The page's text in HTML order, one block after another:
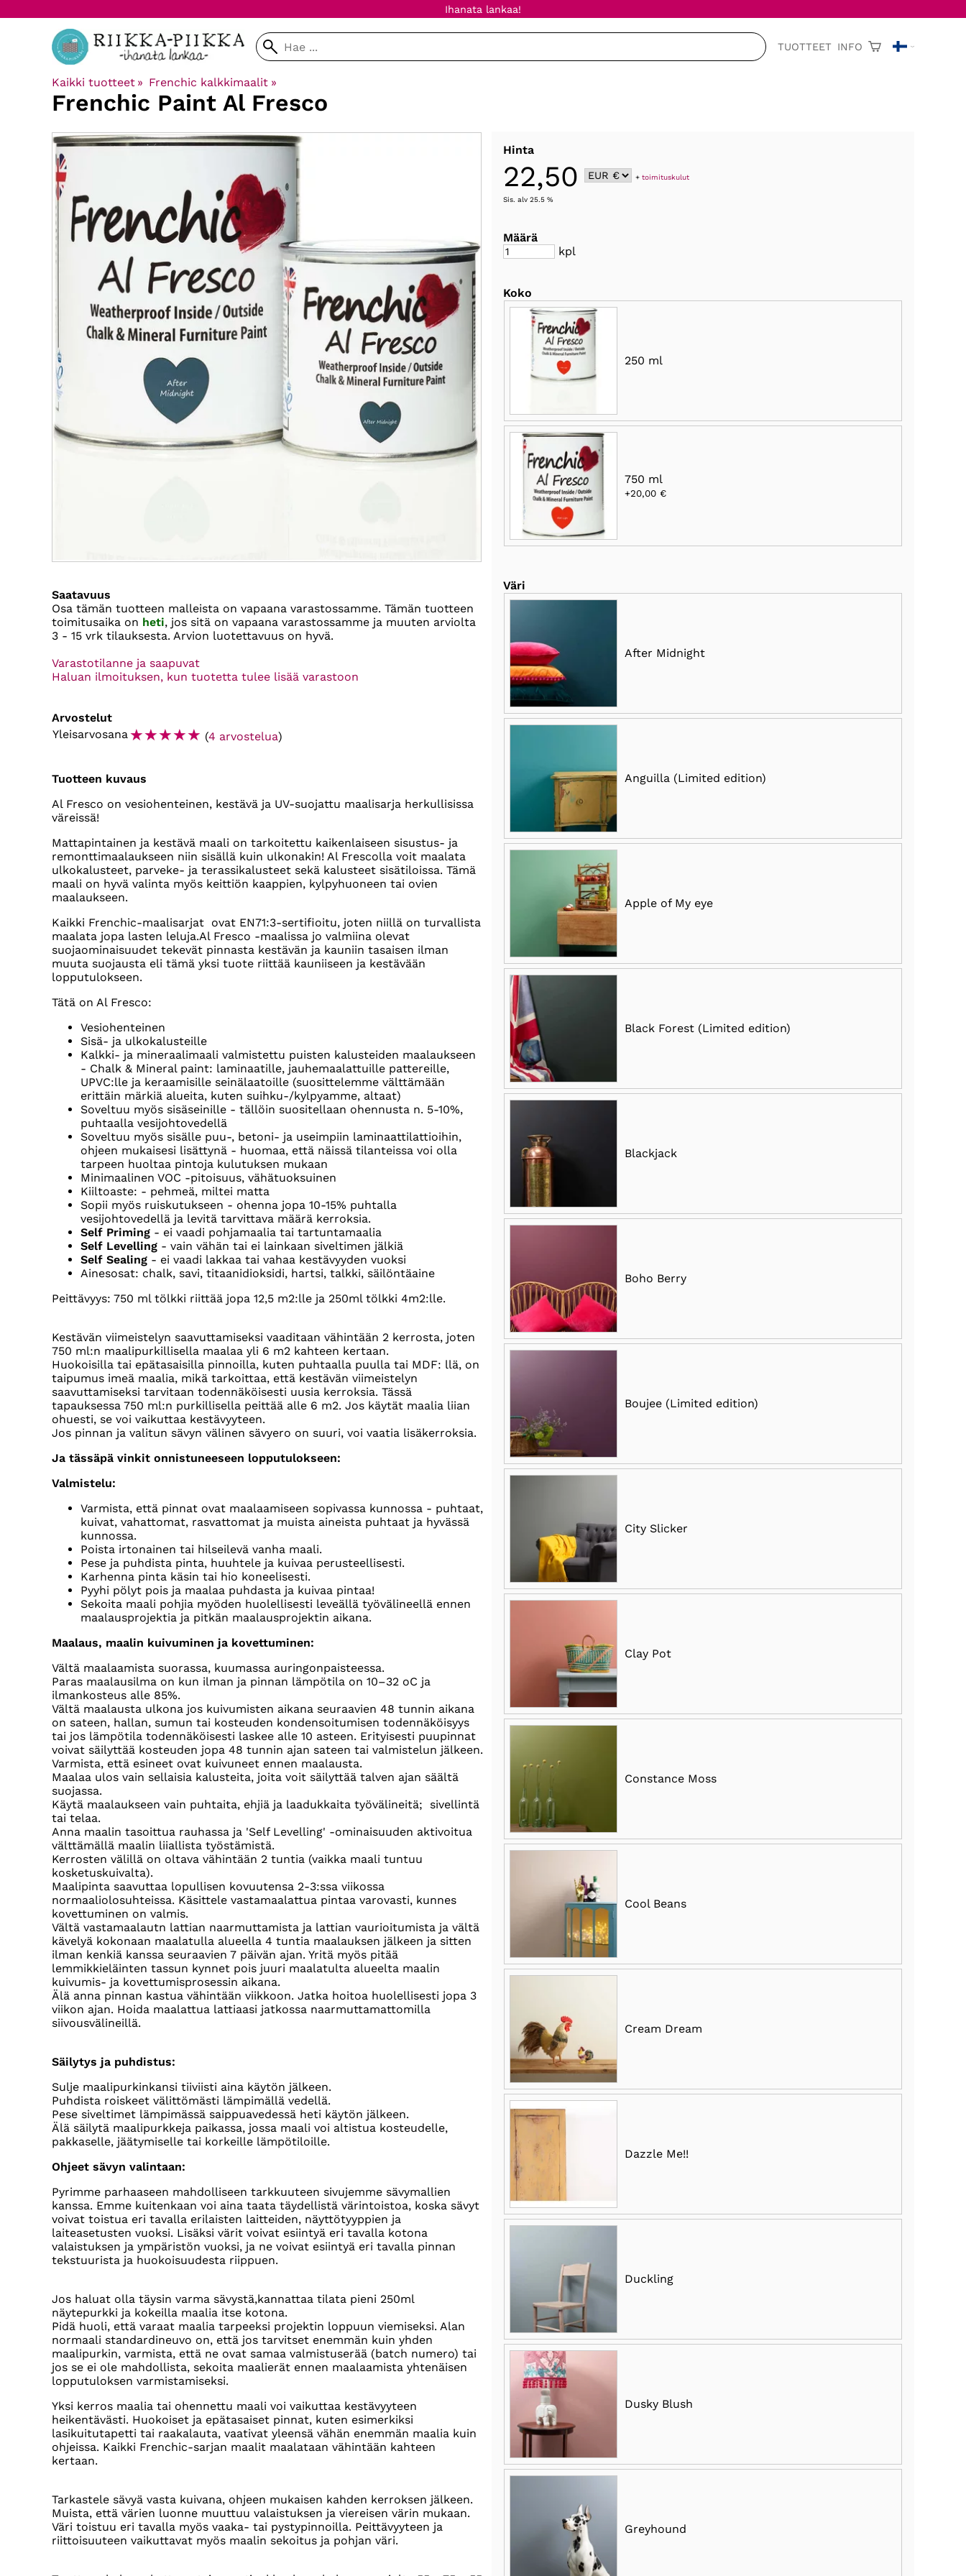
Ihanata lankaa!
TUOTTEET INFO
Kaikki tuotteet ‪» Frenchic kalkkimaalit ‪»
Frenchic Paint Al Fresco
Hinta
22,50 +toimituskulut
Sis. alv 25.5 %
Määrä
kpl
Koko
250 ml
750 ml
+20,00 €
Väri
After Midnight
Anguilla (Limited edition)
Apple of My eye
Black Forest (Limited edition)
Blackjack
Boho Berry
Boujee (Limited edition)
City Slicker
Clay Pot
Constance Moss
Cool Beans
Cream Dream
Dazzle Me!!
Duckling
Dusky Blush
Greyhound
Saatavuus
Osa tämän tuotteen malleista on vapaana varastossamme. Tämän tuotteen
toimitusaika on heti, jos sitä on vapaana varastossamme ja muuten arviolta
3 - 15 vrk tilauksesta. Arvion luotettavuus on hyvä.
Varastotilanne ja saapuvat
Haluan ilmoituksen, kun tuotetta tulee lisää varastoon
Arvostelut
Yleisarvosana☆☆☆☆☆ (4 arvostelua)
Tuotteen kuvaus
Al Fresco on vesiohenteinen, kestävä ja UV-suojattu maalisarja herkullisissa
väreissä!
Mattapintainen ja kestävä maali on tarkoitettu kaikenlaiseen sisustus- ja
remonttimaalaukseen niin sisällä kuin ulkonakin! Al Frescolla voit maalata
ulkokalusteet, parveke- ja terassikalusteet sekä kalusteet sisätiloissa. Tämä
maali on hyvä valinta myös keittiön kaappien, kylpyhuoneen tai ovien
maalaukseen.
Kaikki Frenchic-maalisarjat ovat EN71:3-sertifioitu, joten niillä on turvallista
maalata jopa lasten leluja.Al Fresco -maalissa jo valmiina olevat
suojaominaisuudet tekevät pinnasta kestävän ja kauniin tasaisen ilman
muuta suojausta eli tämä yksi tuote riittää kauniiseen ja kestävään
lopputulokseen.
Tätä on Al Fresco:
Vesiohenteinen
Sisä- ja ulkokalusteille
Kalkki- ja mineraalimaali valmistettu puisten kalusteiden maalaukseen
- Chalk & Mineral paint: laminaatille, jauhemaalattuille pattereille,
UPVC:lle ja keraamisille seinälaatoille (suosittelemme välttämään
erittäin märkiä alueita, kuten suihku-/kylpyamme, altaat)
Soveltuu myös sisäseinille - tällöin suositellaan ohennusta n. 5-10%,
puhtaalla vesijohtovedellä
Soveltuu myös sisälle puu-, betoni- ja useimpiin laminaattilattioihin,
ohjeen mukaisesi lisättynä - huomaa, että näissä tilanteissa voi olla
tarpeen huoltaa pintoja kulutuksen mukaan
Minimaalinen VOC -pitoisuus, vähätuoksuinen
Kiiltoaste: - pehmeä, miltei matta
Sopii myös ruiskutukseen - ohenna jopa 10-15% puhtalla
vesijohtovedellä ja levitä tarvittava määrä kerroksia.
Self Priming - ei vaadi pohjamaalia tai tartuntamaalia
Self Levelling - vain vähän tai ei lainkaan siveltimen jälkiä
Self Sealing - ei vaadi lakkaa tai vahaa kestävyyden vuoksi
Ainesosat: chalk, savi, titaanidioksidi, hartsi, talkki, säilöntäaine
Peittävyys: 750 ml tölkki riittää jopa 12,5 m2:lle ja 250ml tölkki 4m2:lle.
Kestävän viimeistelyn saavuttamiseksi vaaditaan vähintään 2 kerrosta, joten
750 ml:n maalipurkillisella maalaa yli 6 m2 kahteen kertaan.
Huokoisilla tai epätasaisilla pinnoilla, kuten puhtaalla puulla tai MDF: llä, on
taipumus imeä maalia, mikä tarkoittaa, että kestävän viimeistelyn
saavuttamiseksi tarvitaan todennäköisesti uusia kerroksia. Tässä
tapauksessa 750 ml:n purkillisella peittää alle 6 m2. Jos käytät maalia liian
ohuesti, se voi vaikuttaa kestävyyteen.
Jos pinnan ja valitun sävyn välinen sävyero on suuri, voi vaatia lisäkerroksia.
Ja tässäpä vinkit onnistuneeseen lopputulokseen:
Valmistelu:
Varmista, että pinnat ovat maalaamiseen sopivassa kunnossa - puhtaat,
kuivat, vahattomat, rasvattomat ja muista aineista puhtaat ja hyvässä
kunnossa.
Poista irtonainen tai hilseilevä vanha maali.
Pese ja puhdista pinta, huuhtele ja kuivaa perusteellisesti.
Karhenna pinta käsin tai hio koneelisesti.
Pyyhi pölyt pois ja maalaa puhdasta ja kuivaa pintaa!
Sekoita maali pohjia myöden huolellisesti leveällä työvälineellä ennen
maalausprojektia ja pitkän maalausprojektin aikana.
Maalaus, maalin kuivuminen ja kovettuminen:
Vältä maalaamista suorassa, kuumassa auringonpaisteessa.
Paras maalausilma on kun ilman ja pinnan lämpötila on 10–32 oC ja
ilmankosteus alle 85%.
Vältä maalausta ulkona jos kuivumisten aikana seuraavien 48 tunnin aikana
on sateen, hallan, sumun tai kosteuden kondensoitumisen todennäköisyys
tai jos lämpötila todennäköisesti laskee alle 10 asteen. Erityisesti puupinnat
voivat säilyttää kosteuden jopa 48 tunnin ajan sateen tai valmistelun jälkeen.
Varmista, että esineet ovat kuivuneet ennen maalausta.
Maalaa ulos vain sellaisia kalusteita, joita voit säilyttää talven ajan säältä
suojassa.
Käytä maalaukseen vain puhtaita, ehjiä ja laadukkaita työvälineitä; sivellintä
tai telaa.
Anna maalin tasoittua rauhassa ja 'Self Levelling' -ominaisuuden aktivoitua
välttämällä maalin liiallista työstämistä.
Kerrosten välillä on oltava vähintään 2 tuntia (vaikka maali tuntuu
kosketuskuivalta).
Maalipinta saavuttaa lopullisen kovuutensa 2-3:ssa viikossa
normaaliolosuhteissa. Käsittele vastamaalattua pintaa varovasti, kunnes
kovettuminen on valmis.
Vältä vastamaalautn lattian naarmuttamista ja lattian vaurioitumista ja vältä
kävelyä kokonaan maalatulla alueella 4 tuntia maalauksen jälkeen ja sitten
ilman kenkiä kanssa seuraavien 7 päivän ajan. Yritä myös pitää
lemmikkieläinten tassun kynnet pois juuri maalatulta alueelta maalin
kuivumis- ja kovettumisprosessin aikana.
Älä anna pinnan kastua vähintään viikkoon. Jatka hoitoa huolellisesti jopa 3
viikon ajan. Hoida maalattua lattiaasi jatkossa naarmuttamattomilla
siivousvälineillä.
Säilytys ja puhdistus:
Sulje maalipurkinkansi tiiviisti aina käytön jälkeen.
Puhdista roiskeet välittömästi lämpimällä vedellä.
Pese siveltimet lämpimässä saippuavedessä heti käytön jälkeen.
Älä säilytä maalipurkkeja paikassa, jossa maali voi altistua kosteudelle,
pakkaselle, jäätymiselle tai korkeille lämpötiloille.
Ohjeet sävyn valintaan:
Pyrimme parhaaseen mahdolliseen tarkkuuteen sivujemme sävymallien
kanssa. Emme kuitenkaan voi aina taata täydellistä värintoistoa, koska sävyt
voivat toistua eri tavalla erilaisten laitteiden, näyttötyyppien ja
laiteasetusten vuoksi. Lisäksi värit voivat esiintyä eri tavalla kotona
valaistuksen ja ympäristön vuoksi, ja ne voivat esiintyä eri tavalla pinnan
tekstuurista ja huokoisuudesta riippuen.
Jos haluat olla täysin varma sävystä,kannattaa tilata pieni 250ml
näytepurkki ja kokeilla maalia itse kotona.
Pidä huoli, että varaat maalia tarpeeksi projektin loppuun viemiseksi. Alan
normaali standardineuvo on, että jos tarvitset enemmän kuin yhden
maalipurkin, varmista, että ne ovat samaa valmistuserää (batch numero) tai
jos se ei ole mahdollista, sekoita maalierät ennen maalaamista yhtenäisen
lopputuloksen varmistamiseksi.
Yksi kerros maalia tai ohennettu maali voi vaikuttaa kestävyyteen
heikentävästi. Huokoiset ja epätasaiset pinnat, kuten esimerkiksi
lasikuitutapetti tai raakalauta, vaativat yleensä vähän enemmän maalia kuin
ohjeissa. Kaikki Frenchic-sarjan maalit maalataan vähintään kahteen
kertaan.
Tarkastele sävyä vasta kuivana, ohjeen mukaisen kahden kerroksen jälkeen.
Muista, että värien luonne muuttuu valaistuksen ja viereisen värin mukaan.
Väri toistuu eri tavalla myös vaaka- tai pystypinnoilla. Peittävyyteen ja
riittoisuuteen vaikuttavat myös maalin sekoitus ja pohjan väri.